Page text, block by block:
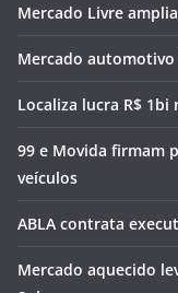
Mercado Livre
Mercado
Localiza lucra R$ 1bi
99 e Movida firmam
veículos
ABLA contrata
Mercado aquecido